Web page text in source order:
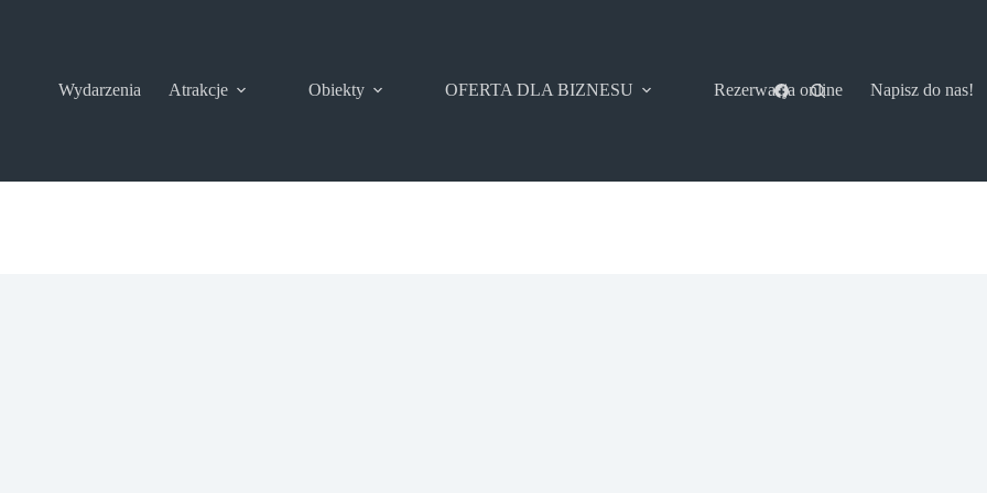
Wydarzenia Atrakcje Obiekty OFERTA DLA BIZNESU Rezerwacja online Napisz do nas!